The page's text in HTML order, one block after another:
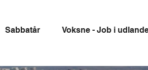
Sabbatår Voksne - Job i